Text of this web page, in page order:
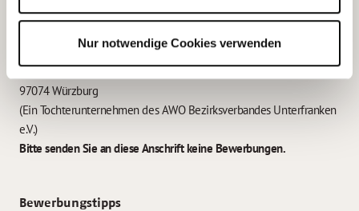
Nur notwendige Cookies verwenden
Betreiber der Webseite
Garitz Bewirtschaftungsbetriebe GmbH
Kantstraße 45a
97074 Würzburg
(Ein Tochterunternehmen des AWO Bezirksverbandes Unterfranken
e.V.)
Bitte senden Sie an diese Anschrift keine Bewerbungen.
Bewerbungstipps